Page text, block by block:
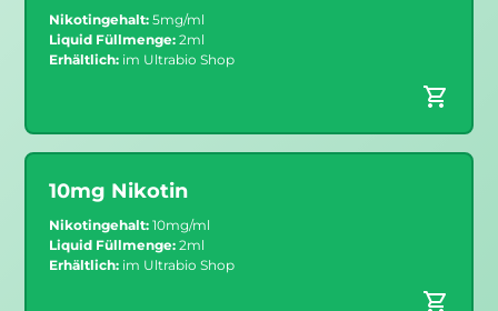
Nikotingehalt: 5mg/ml
Liquid Füllmenge: 2ml
Erhältlich: im Ultrabio Shop
10mg Nikotin
Nikotingehalt: 10mg/ml
Liquid Füllmenge: 2ml
Erhältlich: im Ultrabio Shop